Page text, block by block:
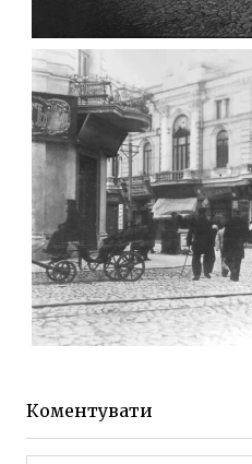
ФОТО ЖИТОМИРА
МИХАЙЛІВСЬКА-
ЖИТОМИР
Коментувати